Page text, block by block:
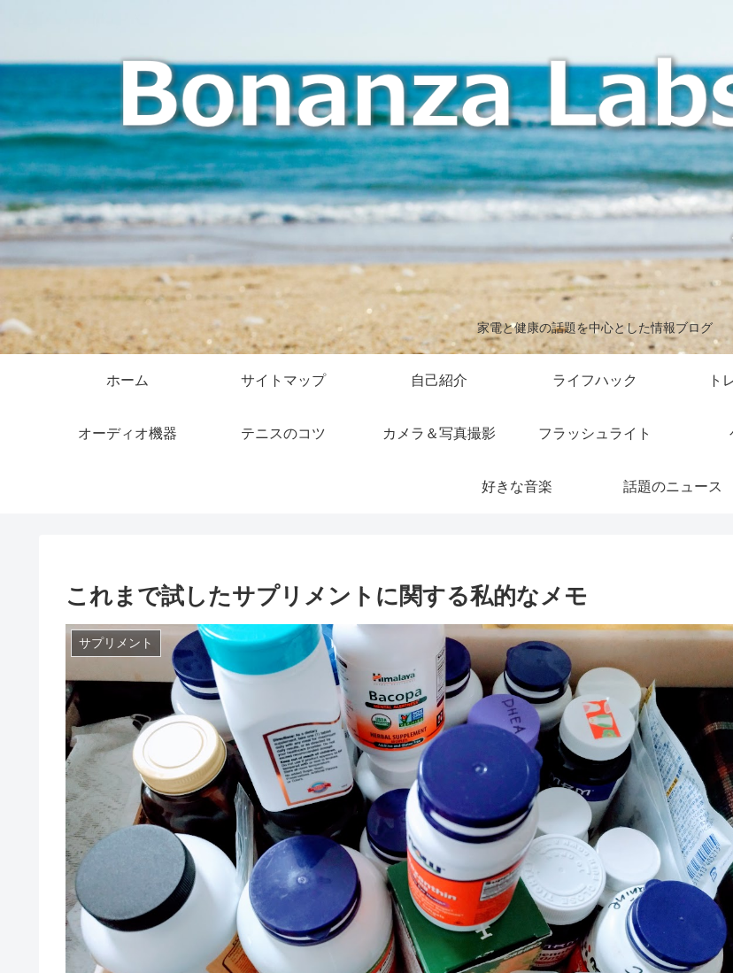
家電と健康の話題を中心とした情報ブログ
ホーム サイトマップ 自己紹介 ライフハック ト
オーディオ機器 テニスのコツ カメラ＆写真撮影 フラッシュライト
好きな音楽 話題のニュース
これまで試したサプリメントに関する私的なメモ
サプリメント